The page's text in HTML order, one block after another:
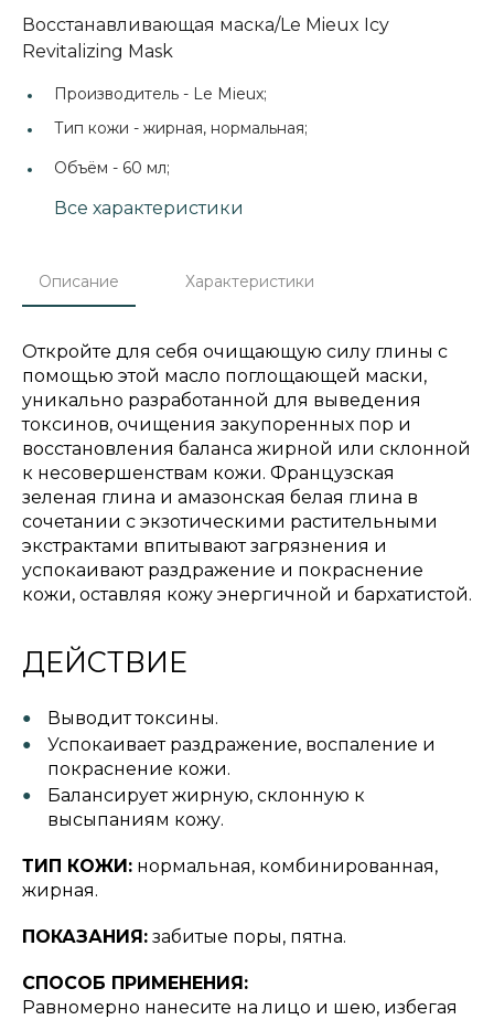
Восстанавливающая маска/Le Mieux Icy
Revitalizing Mask
Производитель - Le Mieux;
Тип кожи - жирная, нормальная;
Объём - 60 мл;
Все характеристики
Описание Характеристики
Откройте для себя очищающую силу глины с
помощью этой масло поглощающей маски,
уникально разработанной для выведения
токсинов, очищения закупоренных пор и
восстановления баланса жирной или склонной
к несовершенствам кожи. Французская
зеленая глина и амазонская белая глина в
сочетании с экзотическими растительными
экстрактами впитывают загрязнения и
успокаивают раздражение и покраснение
кожи, оставляя кожу энергичной и бархатистой.
ДЕЙСТВИЕ
Выводит токсины.
Успокаивает раздражение, воспаление и
покраснение кожи.
Балансирует жирную, склонную к
высыпаниям кожу.
ТИП КОЖИ: нормальная, комбинированная,
жирная.
ПОКАЗАНИЯ: забитые поры, пятна.
СПОСОБ ПРИМЕНЕНИЯ:
Равномерно нанесите на лицо и шею, избегая